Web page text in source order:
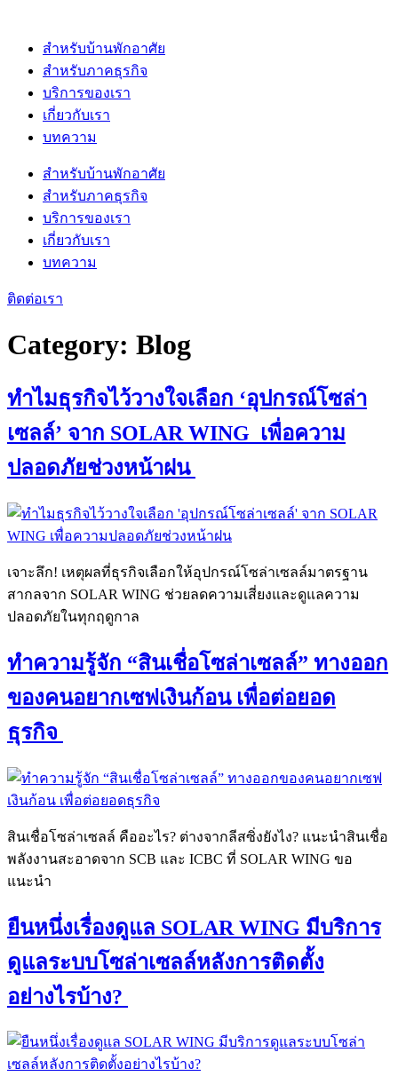
contentสำหรับบ้านพักอาศัย
สำหรับภาคธุรกิจ
บริการของเรา
เกี่ยวกับเรา
บทความ
สำหรับบ้านพักอาศัย
สำหรับภาคธุรกิจ
บริการของเรา
เกี่ยวกับเรา
บทความ
ติดต่อเรา
Category: Blog
ทำไมธุรกิจไว้วางใจเลือก ‘อุปกรณ์โซล่า
เซลล์’ จาก SOLAR WING เพื่อความ
ปลอดภัยช่วงหน้าฝน
เจาะลึก! เหตุผลที่ธุรกิจเลือกให้อุปกรณ์โซล่าเซลล์มาตรฐาน
สากลจาก SOLAR WING ช่วยลดความเสี่ยงและดูแลความ
ปลอดภัยในทุกฤดูกาล
ทำความรู้จัก “สินเชื่อโซล่าเซลล์” ทางออก
ของคนอยากเซฟเงินก้อน เพื่อต่อยอด
ธุรกิจ
สินเชื่อโซล่าเซลล์ คืออะไร? ต่างจากลีสซิ่งยังไง? แนะนำสินเชื่อ
พลังงานสะอาดจาก SCB และ ICBC ที่ SOLAR WING ขอ
แนะนำ
ยืนหนึ่งเรื่องดูแล SOLAR WING มีบริการ
ดูแลระบบโซล่าเซลล์หลังการติดตั้ง
อย่างไรบ้าง?